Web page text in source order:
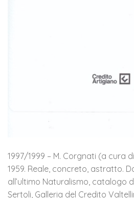
1997/1999 – M. Corgnati (a cura
1959. Reale, concreto, astratto.
all’ultimo Naturalismo, catalogo
Sertoli, Galleria del Credito